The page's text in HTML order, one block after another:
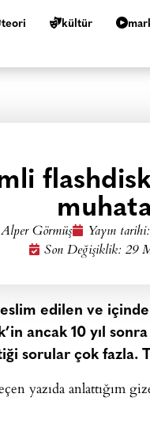
teori kültür
Alper Görmüş Yayın tarihi:
Son Değişiklik: 29
edilen ve
ancak 10 yıl
sorular çok fazla.
yazıda anlattığım